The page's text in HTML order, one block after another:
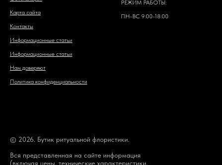
Карта сайта
Контакты
Информационные статьи
Информационные статьи
Нам доверяют
Политика конфиденциальности
РЕЖИМ РАБОТЫ:
ПН-ВС 9:00-18:00
© 2026. Бутик ритуальной флористики.
Вся представленная на сайте информация
(включая цены, технические характеристики,